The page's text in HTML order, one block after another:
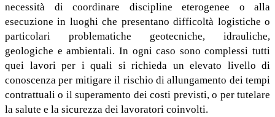
necessità di coordinare discipline eterogenee o alla
esecuzione in luoghi che presentano difficoltà logistiche o
particolari problematiche geotecniche, idrauliche,
geologiche e ambientali. In ogni caso sono complessi tutti
quei lavori per i quali si richieda un elevato livello di
conoscenza per mitigare il rischio di allungamento dei tempi
contrattuali o il superamento dei costi previsti, o per tutelare
la salute e la sicurezza dei lavoratori coinvolti.